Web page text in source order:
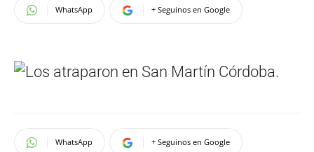
WhatsApp + Seguinos en Google
WhatsApp + Seguinos en Google